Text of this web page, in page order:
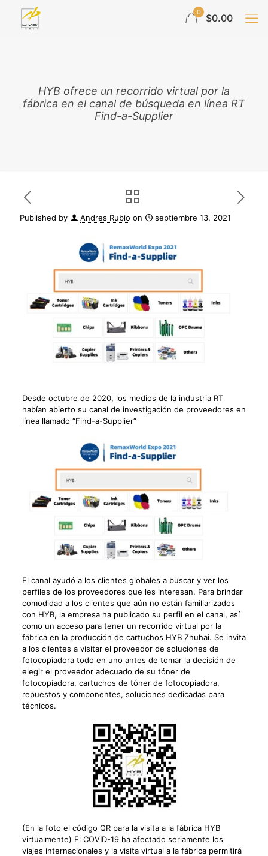
0 $0.00
HYB ofrece un recorrido virtual por la
fábrica en el canal de búsqueda en línea RT
Find-a-Supplier
Published by Andres Rubio on septiembre 13, 2021
Desde octubre de 2020, los medios de la industria RT
habían abierto su canal de investigación de proveedores en
línea llamado “Find-a-Supplier”
El canal ayudó a los clientes globales a buscar y ver los
perfiles de los proveedores que les interesan. Para brindar
comodidad a los clientes que aún no están familiarizados
con HYB, la empresa ha publicado su perfil en el canal, así
como un acceso para tener un recorrido virtual por la
fábrica en la producción de cartuchos HYB Zhuhai. Se invita
a los clientes a visitar el proveedor de soluciones de
fotocopiadora todo en uno antes de tomar la decisión de
elegir el proveedor adecuado de su tóner de
fotocopiadora, cartuchos de tóner de fotocopiadora,
repuestos y componentes, soluciones dedicadas para
técnicos.
(En la foto el código QR para la visita a la fábrica HYB
virtualmente) El COVID-19 ha afectado seriamente los
viajes internacionales y la visita virtual a la fábrica permitirá